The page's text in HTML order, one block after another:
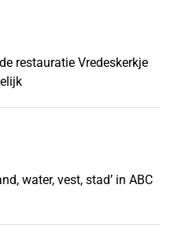
restauratie Vredeskerkje
water, vest, stad’ in ABC